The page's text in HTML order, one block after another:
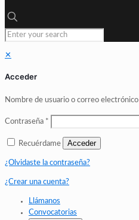
✕
Acceder
Nombre de usuario o correo electrónico
Contraseña *
Recuérdame Acceder
¿Olvidaste la contraseña?
¿Crear una cuenta?
Llámanos
Convocatorias